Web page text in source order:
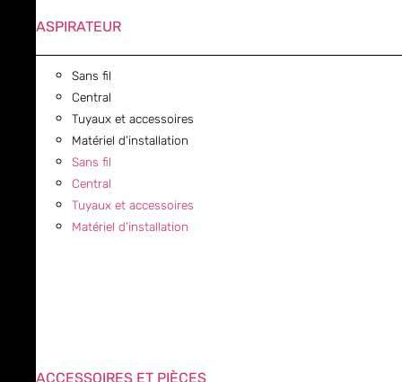
ASPIRATEUR
Sans fil
Central
Tuyaux et accessoires
Matériel d’installation
Sans fil
Central
Tuyaux et accessoires
Matériel d’installation
ACCESSOIRES ET PIÈCES